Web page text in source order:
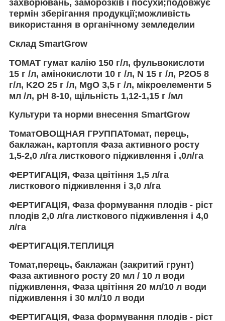
захворювань, заморозків і посухи;подовжує
термін зберігання продукції;можливість
використання в органічному земледелии
Склад SmartGrow
ТОМАТ гумат калію 150 г/л, фульвокислоти
15 г /л, амінокислоти 10 г /л, N 15 г /л, P2O5 8
г/л, K2O 25 г /л, MgO 3,5 г /л, мікроелементи 5
мл /л, pH 8-10, щільність 1,12-1,15 г /мл
Культури та норми внесення SmartGrow
ТоматОВОЩНАЯ ГРУППАТомат, перець,
баклажан, картопля Фаза активного росту
1,5-2,0 л/га листкового підживлення і ,0л/га
ФЕРТИГАЦІЯ, Фаза цвітіння 1,5 л/га
листкового підживлення і 3,0 л/га
ФЕРТИГАЦІЯ, Фаза формування плодів - ріст
плодів 2,0 л/га листкового підживлення і 4,0
л/га
ФЕРТИГАЦІЯ.ТЕПЛИЦЯ
Томат,перець, баклажан (закритий грунт)
Фаза активного росту 20 мл / 10 л води
підживлення, Фаза цвітіння 20 мл/10 л води
підживлення і 30 мл/10 л води
ФЕРТИГАЦІЯ, Фаза формування плодів - ріст